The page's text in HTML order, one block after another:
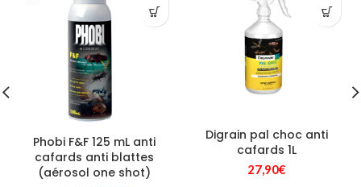
Phobi F&F 125 mL anti
cafards anti blattes
(aérosol one shot)
Digrain pal choc anti
cafards 1L
27,90€